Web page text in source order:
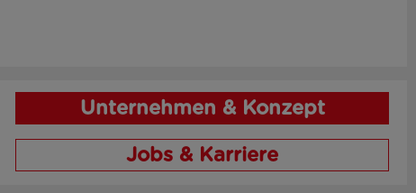
Unternehmen & Konzept
Jobs & Karriere